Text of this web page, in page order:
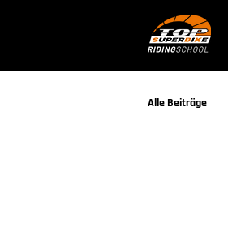
Alle Beiträge